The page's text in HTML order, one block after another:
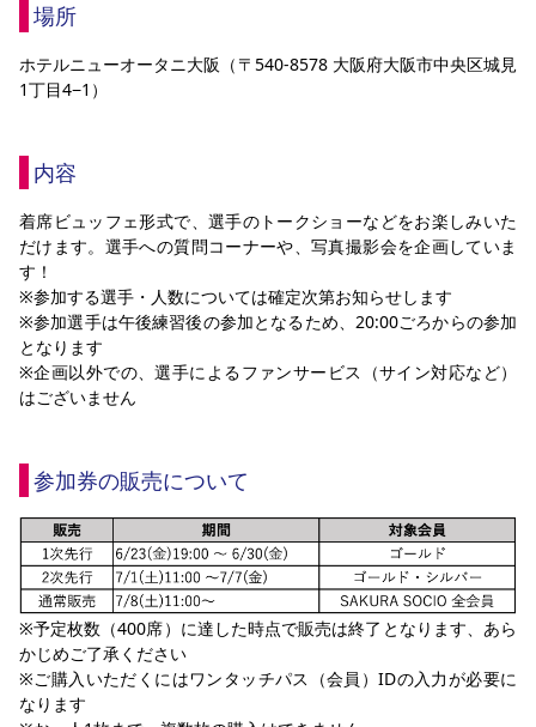
場所
ホテルニューオータニ大阪（〒540-8578 大阪府大阪市中央区城見
1丁目4−1）
内容
着席ビュッフェ形式で、選手のトークショーなどをお楽しみいた
だけます。選手への質問コーナーや、写真撮影会を企画していま
す！
※参加する選手・人数については確定次第お知らせします
※参加選手は午後練習後の参加となるため、20:00ごろからの参加
となります
※企画以外での、選手によるファンサービス（サイン対応など）
はございません
参加券の販売について
※予定枚数（400席）に達した時点で販売は終了となります、あら
かじめご了承ください
※ご購入いただくにはワンタッチパス（会員）IDの入力が必要に
なります